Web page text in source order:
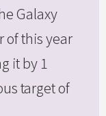
Galaxy
of this year
it by 1
target of